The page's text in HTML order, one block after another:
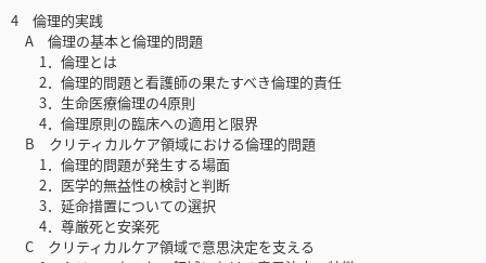
4 倫理的実践
A 倫理の基本と倫理的問題
1．倫理とは
2．倫理的問題と看護師の果たすべき倫理的責任
3．生命医療倫理の4原則
4．倫理原則の臨床への適用と限界
B クリティカルケア領域における倫理的問題
1．倫理的問題が発生する場面
2．医学的無益性の検討と判断
3．延命措置についての選択
4．尊厳死と安楽死
C クリティカルケア領域で意思決定を支える